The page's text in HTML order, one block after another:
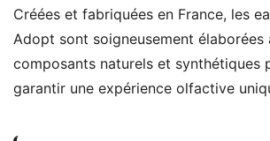
Créées et fabriquées en France, les
Adopt sont soigneusement
composants naturels et synthétiques
garantir une expérience olfactive